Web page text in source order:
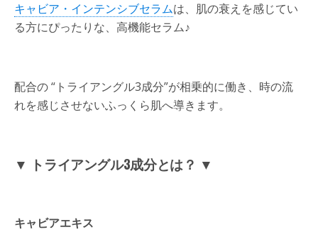
キャビア・インテンシブセラムは、肌の衰えを感じてい
る方にぴったりな、高機能セラム♪
配合の “トライアングル3成分”が相乗的に働き、時の流
れを感じさせないふっくら肌へ導きます。
▼ トライアングル3成分とは？ ▼
キャビアエキス